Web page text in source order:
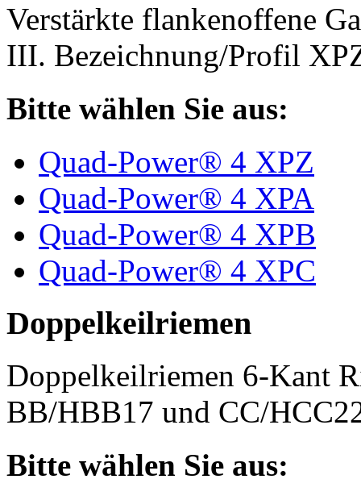
Verstärkte flankenoffene
III. Bezeichnung/Profil
Bitte wählen Sie aus:
Quad-Power® 4 XPZ
Quad-Power® 4 XPA
Quad-Power® 4 XPB
Quad-Power® 4 XPC
Doppelkeilriemen
Doppelkeilriemen 6-Kant
BB/HBB17 und CC/
Bitte wählen Sie aus: